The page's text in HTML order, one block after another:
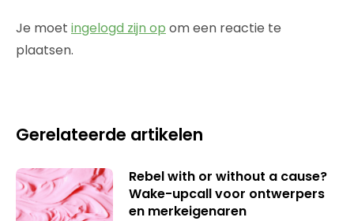
Je moet ingelogd zijn op om een reactie te
plaatsen.
Gerelateerde artikelen
Rebel with or without a cause?
Wake-upcall voor ontwerpers
en merkeigenaren